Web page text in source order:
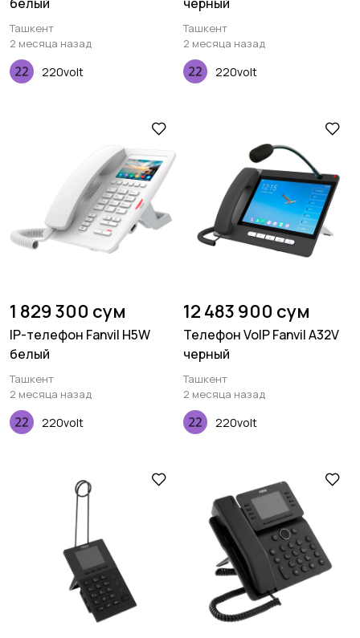
Ташкент
2 месяца назад
220volt
Ташкент
2 месяца назад
220volt
1 829 300 сум
IP-телефон Fanvil H5W
белый
Ташкент
2 месяца назад
220volt
12 483 900 сум
Телефон VoIP Fanvil A32V
черный
Ташкент
2 месяца назад
220volt